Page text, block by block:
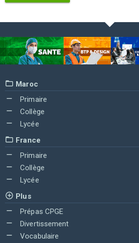
Maroc
Primaire
Collège
Lycée
France
Primaire
Collège
Lycée
Plus
Prépas CPGE
Divertissement
Vocabulaire